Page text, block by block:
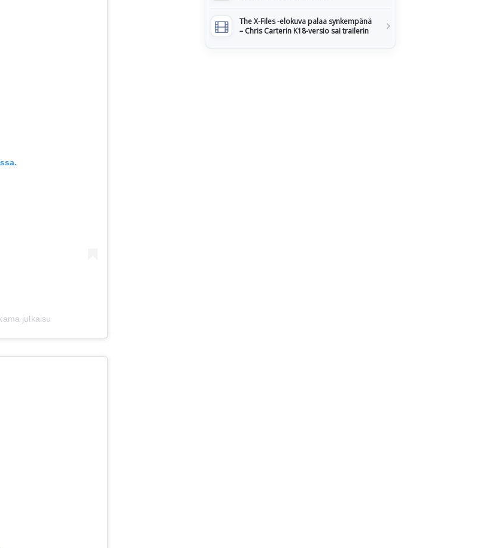
julkaisu
The X-Files -elokuva palaa synkempänä
– Chris Carterin K18-versio sai trailerin